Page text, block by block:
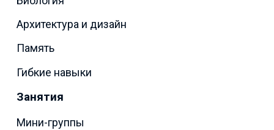
Архитектура и дизайн
Память
Гибкие навыки
Занятия
Мини-группы